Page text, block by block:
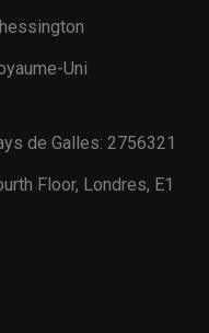
Uni
de Galles: 2756321
Floor, Londres, E1